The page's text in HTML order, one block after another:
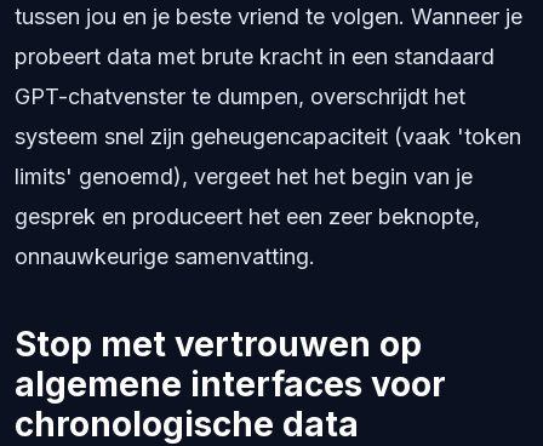
tussen jou en je beste vriend te volgen. Wanneer je
probeert data met brute kracht in een standaard
GPT-chatvenster te dumpen, overschrijdt het
systeem snel zijn geheugencapaciteit (vaak 'token
limits' genoemd), vergeet het het begin van je
gesprek en produceert het een zeer beknopte,
onnauwkeurige samenvatting.
Stop met vertrouwen op
algemene interfaces voor
chronologische data